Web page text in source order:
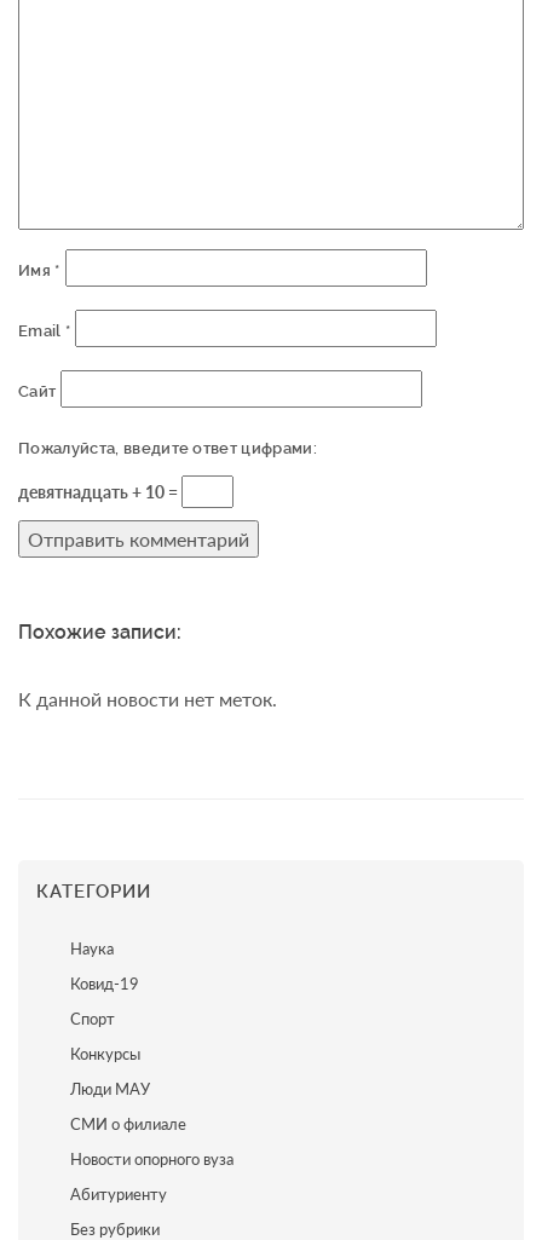
Имя *
Email *
Сайт
Пожалуйста, введите ответ цифрами:
девятнадцать + 10 =
Похожие записи:
К данной новости нет меток.
КАТЕГОРИИ
Наука
Ковид-19
Спорт
Конкурсы
Люди МАУ
СМИ о филиале
Новости опорного вуза
Абитуриенту
Без рубрики